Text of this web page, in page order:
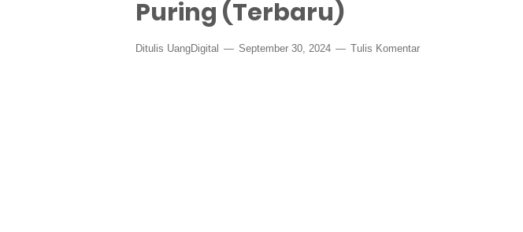
Puring (Terbaru)
Ditulis UangDigital September 30, 2024 Tulis Komentar